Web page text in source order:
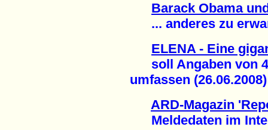
Barack Obama
... anderes zu
ELENA - Eine
soll Angaben von
umfassen (26.06.2008)
ARD-Magazin
Meldedaten im